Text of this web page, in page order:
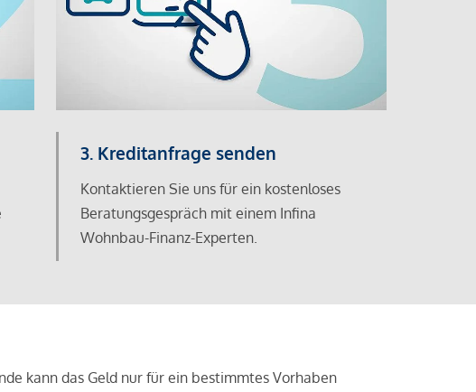
3. Kreditanfrage senden
Kontaktieren Sie uns für ein kostenloses
Beratungsgespräch mit einem Infina
Wohnbau-Finanz-Experten.
kann das Geld nur für ein bestimmtes Vorhaben